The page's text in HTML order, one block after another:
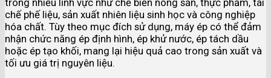
chế phế liệu, sản xuất nhiên liệu sinh học và công nghiệp
hóa chất. Tùy theo mục đích sử dụng, máy ép có thể đảm
nhận chức năng ép định hình, ép khử nước, ép tách dầu
hoặc ép tạo khối, mang lại hiệu quả cao trong sản xuất và
tối ưu giá trị nguyên liệu.